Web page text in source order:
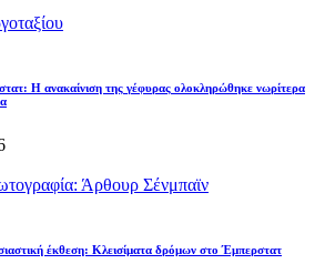
Η ανακαίνιση της γέφυρας ολοκληρώθηκε νωρίτερα
έκθεση: Κλεισίματα δρόμων στο Έμπερστατ